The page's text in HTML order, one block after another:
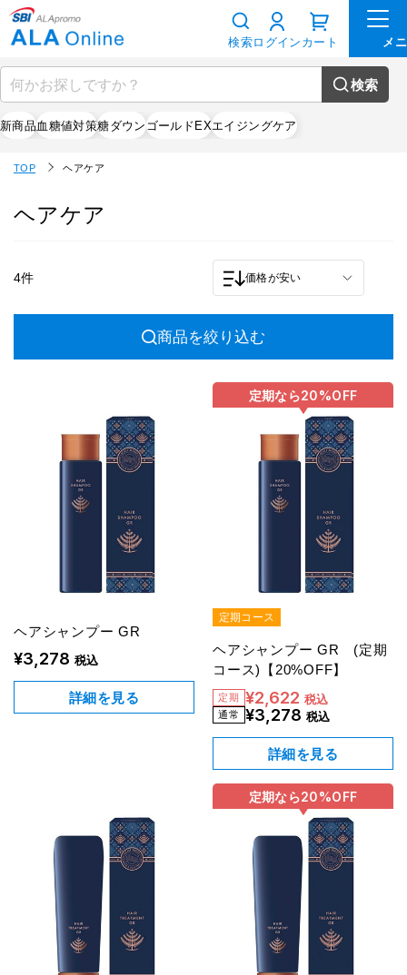
検索
新商品血糖値対策糖ダウンゴールドEXエイジングケア
検索ログイン カート
TOP ヘアケア
ヘアケア
4件 価格が安い
商品を絞り込む
ヘアシャンプー GR
¥3,278 税込
詳細を見る
定期なら20%OFF
定期コース
ヘアシャンプー GR (定期
コース)【20%OFF】
¥2,622 税込
¥3,278 税込
詳細を見る
定期なら20%OFF